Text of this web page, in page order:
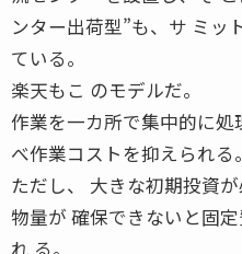
ンター出荷型”も、サ ミッ
ている。
楽天もこ のモデルだ。
作業を一カ所で集中的に
べ作業コストを抑えられる。
ただし、 大きな初期投資
物量が 確保できないと固
れ る。